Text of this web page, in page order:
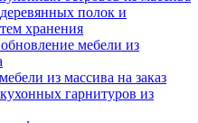
полок и
хранения
мебели из
из массива на заказ
гарнитуров из